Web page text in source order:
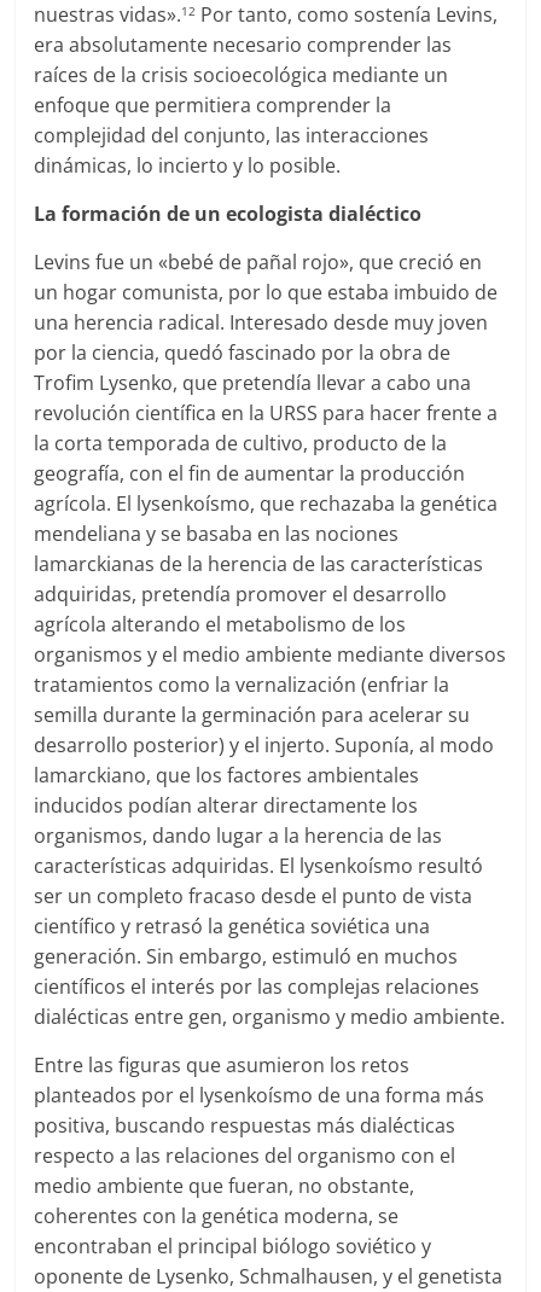
nuestras vidas».12 Por tanto, como sostenía Levins,
era absolutamente necesario comprender las
raíces de la crisis socioecológica mediante un
enfoque que permitiera comprender la
complejidad del conjunto, las interacciones
dinámicas, lo incierto y lo posible.
La formación de un ecologista dialéctico
Levins fue un «bebé de pañal rojo», que creció en
un hogar comunista, por lo que estaba imbuido de
una herencia radical. Interesado desde muy joven
por la ciencia, quedó fascinado por la obra de
Trofim Lysenko, que pretendía llevar a cabo una
revolución científica en la URSS para hacer frente a
la corta temporada de cultivo, producto de la
geografía, con el fin de aumentar la producción
agrícola. El lysenkoísmo, que rechazaba la genética
mendeliana y se basaba en las nociones
lamarckianas de la herencia de las características
adquiridas, pretendía promover el desarrollo
agrícola alterando el metabolismo de los
organismos y el medio ambiente mediante diversos
tratamientos como la vernalización (enfriar la
semilla durante la germinación para acelerar su
desarrollo posterior) y el injerto. Suponía, al modo
lamarckiano, que los factores ambientales
inducidos podían alterar directamente los
organismos, dando lugar a la herencia de las
características adquiridas. El lysenkoísmo resultó
ser un completo fracaso desde el punto de vista
científico y retrasó la genética soviética una
generación. Sin embargo, estimuló en muchos
científicos el interés por las complejas relaciones
dialécticas entre gen, organismo y medio ambiente.
Entre las figuras que asumieron los retos
planteados por el lysenkoísmo de una forma más
positiva, buscando respuestas más dialécticas
respecto a las relaciones del organismo con el
medio ambiente que fueran, no obstante,
coherentes con la genética moderna, se
encontraban el principal biólogo soviético y
oponente de Lysenko, Schmalhausen, y el genetista